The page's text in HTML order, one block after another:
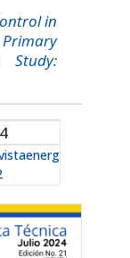
in
Study: